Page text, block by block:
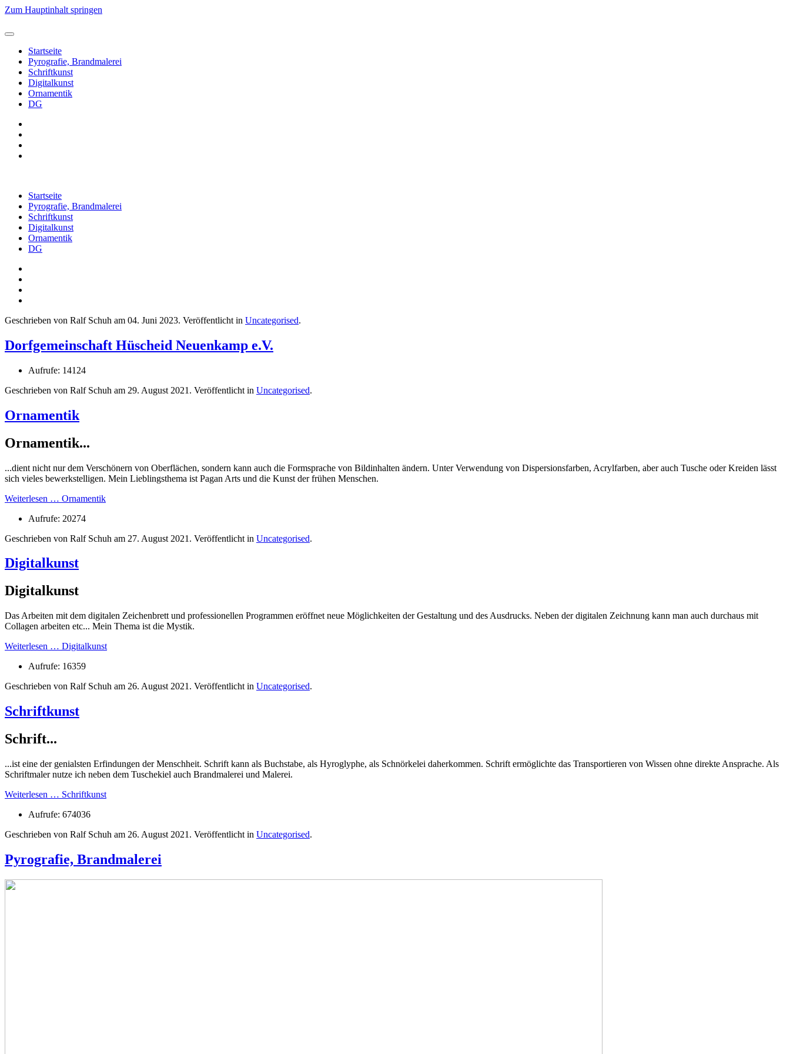
Zum Hauptinhalt springen
Startseite
Pyrografie, Brandmalerei
Schriftkunst
Digitalkunst
Ornamentik
DG
Startseite
Pyrografie, Brandmalerei
Schriftkunst
Digitalkunst
Ornamentik
DG
Geschrieben von Ralf Schuh am 04. Juni 2023. Veröffentlicht in Uncategorised.
Dorfgemeinschaft Hüscheid Neuenkamp e.V.
Aufrufe: 14124
Geschrieben von Ralf Schuh am 29. August 2021 . Veröffentlicht in Uncategorised.
Ornamentik
Ornamentik...
...dient nicht nur dem Verschönern von Oberflächen, sondern kann auch die Formsprache von Bildinhalten ändern. Unter Verwendung von Dispersionsfarben, Acrylfarben, aber auch Tusche oder Kreiden lässt
sich vieles bewerkstelligen. Mein Lieblingsthema ist Pagan Arts und die Kunst der frühen Menschen.
Weiterlesen … Ornamentik
Aufrufe: 20274
Geschrieben von Ralf Schuh am 27. August 2021 . Veröffentlicht in Uncategorised.
Digitalkunst
Digitalkunst
Das Arbeiten mit dem digitalen Zeichenbrett und professionellen Programmen eröffnet neue Möglichkeiten der Gestaltung und des Ausdrucks. Neben der digitalen Zeichnung kann man auch durchaus mit
Collagen arbeiten etc... Mein Thema ist die Mystik.
Weiterlesen … Digitalkunst
Aufrufe: 16359
Geschrieben von Ralf Schuh am 26. August 2021 . Veröffentlicht in Uncategorised.
Schriftkunst
Schrift...
...ist eine der genialsten Erfindungen der Menschheit. Schrift kann als Buchstabe, als Hyroglyphe, als Schnörkelei daherkommen. Schrift ermöglichte das Transportieren von Wissen ohne direkte Ansprache. Als
Schriftmaler nutze ich neben dem Tuschekiel auch Brandmalerei und Malerei.
Weiterlesen … Schriftkunst
Aufrufe: 674036
Geschrieben von Ralf Schuh am 26. August 2021 . Veröffentlicht in Uncategorised.
Pyrografie, Brandmalerei